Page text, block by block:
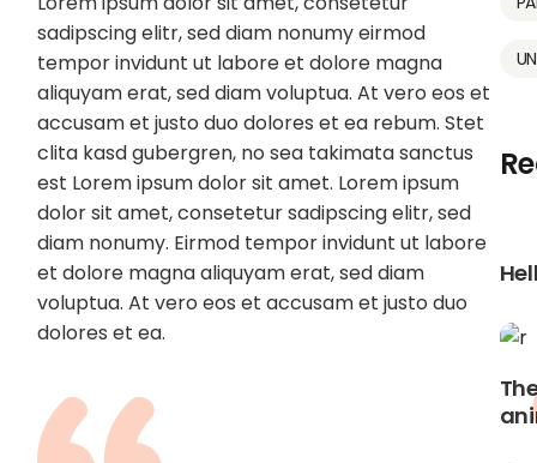
sadipscing elitr, sed diam nonumy eirmod
tempor invidunt ut labore et dolore magna
aliquyam erat, sed diam voluptua. At vero eos et
accusam et justo duo dolores et ea rebum. Stet
clita kasd gubergren, no sea takimata sanctus
est Lorem ipsum dolor sit amet. Lorem ipsum
dolor sit amet, consetetur sadipscing elitr, sed
diam nonumy. Eirmod tempor invidunt ut labore
et dolore magna aliquyam erat, sed diam
voluptua. At vero eos et accusam et justo duo
dolores et ea.